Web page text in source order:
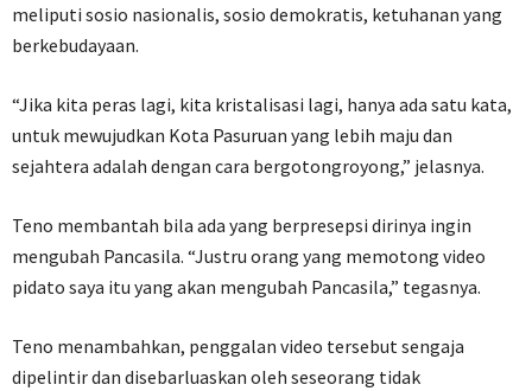
meliputi sosio nasionalis, sosio demokratis, ketuhanan yang
berkebudayaan.
“Jika kita peras lagi, kita kristalisasi lagi, hanya ada satu kata,
untuk mewujudkan Kota Pasuruan yang lebih maju dan
sejahtera adalah dengan cara bergotongroyong,” jelasnya.
Teno membantah bila ada yang berpresepsi dirinya ingin
mengubah Pancasila. “Justru orang yang memotong video
pidato saya itu yang akan mengubah Pancasila,” tegasnya.
Teno menambahkan, penggalan video tersebut sengaja
dipelintir dan disebarluaskan oleh seseorang tidak